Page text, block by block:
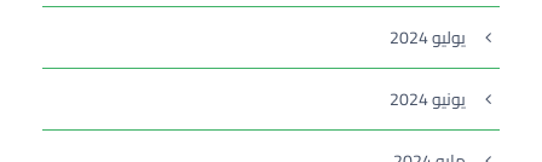
يوليو 2024
يونيو 2024